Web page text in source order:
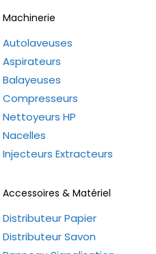
Machinerie
Autolaveuses
Aspirateurs
Balayeuses
Compresseurs
Nettoyeurs HP
Nacelles
Injecteurs Extracteurs
Accessoires & Matériel
Distributeur Papier
Distributeur Savon